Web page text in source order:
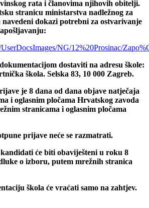
rata i članovima njihovih obitelji.
stranicu ministarstva nadležnog za
dokazi potrebni za ostvarivanje
UserDocsImages/NG/12%20Prosinac/
dostaviti na adresu škole:
škola. Selska 83, 10 000 Zagreb.
je 8 dana od dana objave natječaja
i oglasnim pločama Hrvatskog zavoda
stranicama i oglasnim pločama
prijave neće se razmatrati.
će biti obaviješteni u roku 8
o izboru, putem mrežnih stranica
škola će vraćati samo na zahtjev.